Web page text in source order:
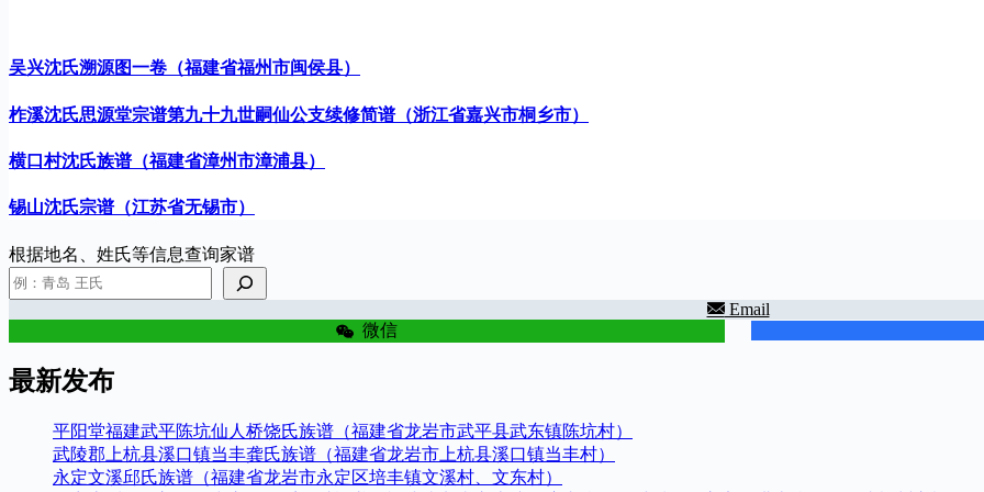
吴兴沈氏溯源图一卷（福建省福州市闽侯县）
柞溪沈氏思源堂宗谱第九十九世嗣仙公支续修简谱（浙江省嘉兴市桐乡市）
横口村沈氏族谱（福建省漳州市漳浦县）
锡山沈氏宗谱（江苏省无锡市）
根据地名、姓氏等信息查询家谱
Email
微信
最新发布
平阳堂福建武平陈坑仙人桥饶氏族谱（福建省龙岩市武平县武东镇陈坑村）
武陵郡上杭县溪口镇当丰龚氏族谱（福建省龙岩市上杭县溪口镇当丰村）
永定文溪邱氏族谱（福建省龙岩市永定区培丰镇文溪村、文东村）